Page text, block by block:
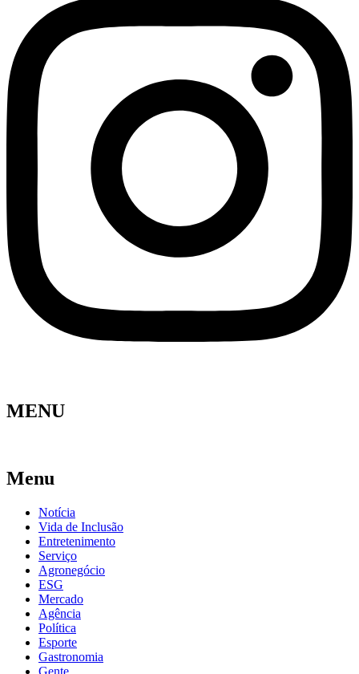
MENU
Menu
Notícia
Vida de Inclusão
Entretenimento
Serviço
Agronegócio
ESG
Mercado
Agência
Política
Esporte
Gastronomia